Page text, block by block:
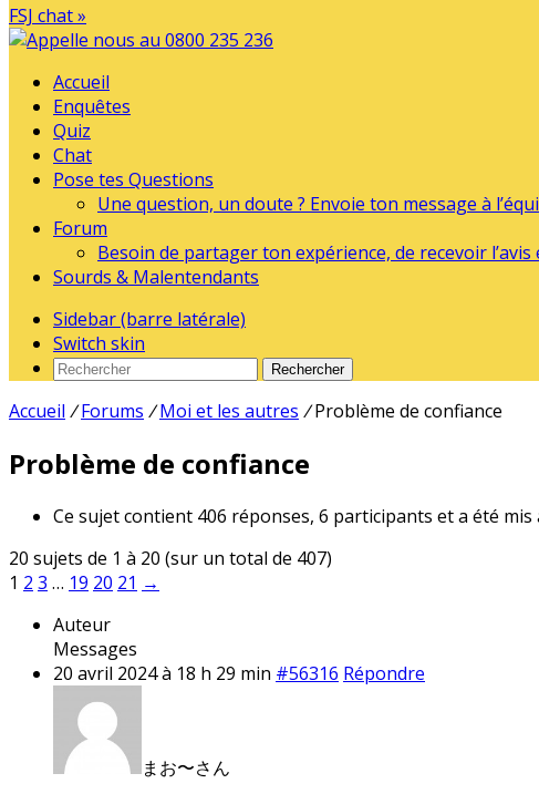
FSJ chat »
Accueil
Enquêtes
Quiz
Chat
Pose tes Questions
Une question, un doute ? Envoie ton message à
Forum
Besoin de partager ton expérience, de recevoir
Sourds & Malentendants
Sidebar (barre latérale)
Switch skin
Rechercher
Accueil / Forums / Moi et les autres / Problème de confiance
Problème de confiance
Ce sujet contient 406 réponses, 6 participants et a été
20 sujets de 1 à 20 (sur un total de 407)
1 2 3 … 19 20 21 →
Auteur
Messages
20 avril 2024 à 18 h 29 min #56316 Répondre
まお〜さん